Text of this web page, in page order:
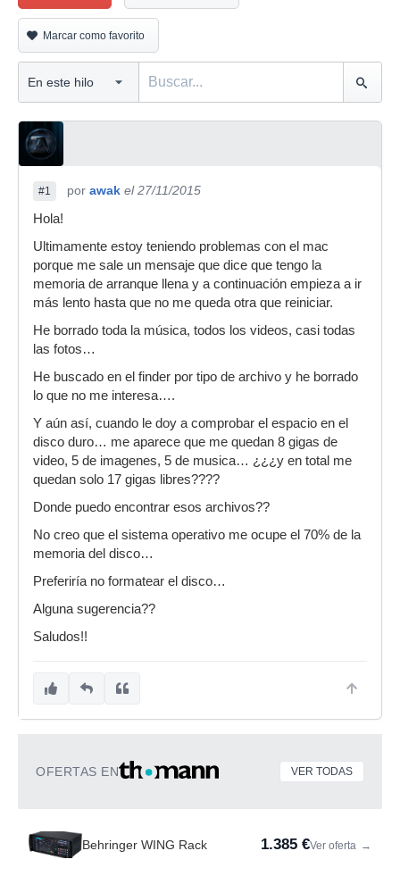
Marcar como favorito
#1 por awak el 27/11/2015
Hola!
Ultimamente estoy teniendo problemas con el mac
porque me sale un mensaje que dice que tengo la
memoria de arranque llena y a continuación empieza a ir
más lento hasta que no me queda otra que reiniciar.
He borrado toda la música, todos los videos, casi todas
las fotos…
He buscado en el finder por tipo de archivo y he borrado
lo que no me interesa….
Y aún así, cuando le doy a comprobar el espacio en el
disco duro… me aparece que me quedan 8 gigas de
video, 5 de imagenes, 5 de musica… ¿¿¿y en total me
quedan solo 17 gigas libres????
Donde puedo encontrar esos archivos??
No creo que el sistema operativo me ocupe el 70% de la
memoria del disco…
Preferiría no formatear el disco…
Alguna sugerencia??
Saludos!!
OFERTAS EN VER TODAS
Behringer WING Rack 1.385 €Ver oferta →